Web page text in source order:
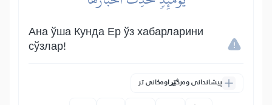
Ана ўша Кунда Ер ўз хабарларини
сўзлар!
پیشاندانی وەرگێڕاوەکانی تر